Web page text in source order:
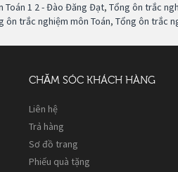
Toán 1 2 - Đào Đăng Đạt, Tổng ôn trắc
ôn trắc nghiệm môn Toán, Tổng ôn trắc
CHĂM SÓC KHÁCH HÀNG
Liên hệ
Trả hàng
Sơ đồ trang
Phiếu quà tặng